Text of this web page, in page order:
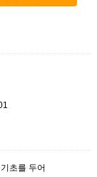
초를 두어